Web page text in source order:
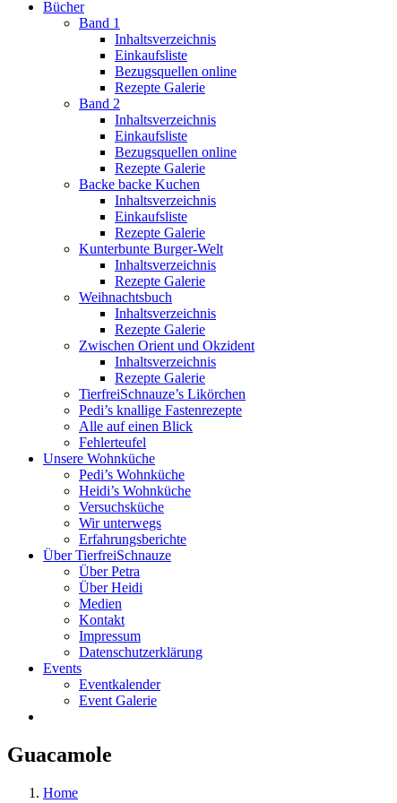
Bücher
Band 1
Inhaltsverzeichnis
Einkaufsliste
Bezugsquellen online
Rezepte Galerie
Band 2
Inhaltsverzeichnis
Einkaufsliste
Bezugsquellen online
Rezepte Galerie
Backe backe Kuchen
Inhaltsverzeichnis
Einkaufsliste
Rezepte Galerie
Kunterbunte Burger-Welt
Inhaltsverzeichnis
Rezepte Galerie
Weihnachtsbuch
Inhaltsverzeichnis
Rezepte Galerie
Zwischen Orient und Okzident
Inhaltsverzeichnis
Rezepte Galerie
TierfreiSchnauze’s Likörchen
Pedi’s knallige Fastenrezepte
Alle auf einen Blick
Fehlerteufel
Unsere Wohnküche
Pedi’s Wohnküche
Heidi’s Wohnküche
Versuchsküche
Wir unterwegs
Erfahrungsberichte
Über TierfreiSchnauze
Über Petra
Über Heidi
Medien
Kontakt
Impressum
Datenschutzerklärung
Events
Eventkalender
Event Galerie
Guacamole
Home